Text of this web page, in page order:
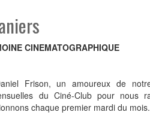
CINEMATOGRAPHIQUE
Frison, un amoureux de
du Ciné-Club pour nous
chaque premier mardi du mois.